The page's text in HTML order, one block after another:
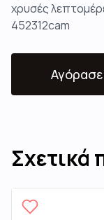
χρυσές
452312cam
Σχετικά